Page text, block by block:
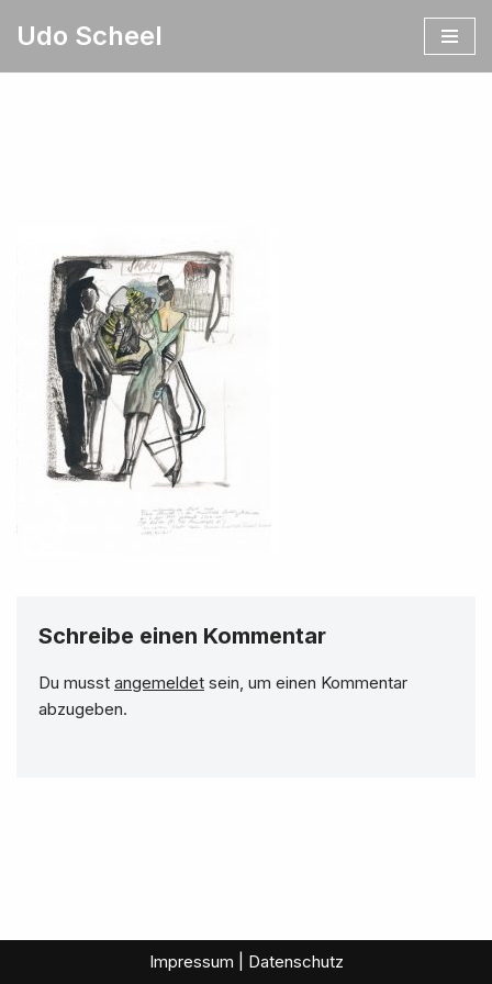
Udo Scheel
Schreibe einen Kommentar
Du musst angemeldet sein, um einen Kommentar
abzugeben.
Impressum | Datenschutz